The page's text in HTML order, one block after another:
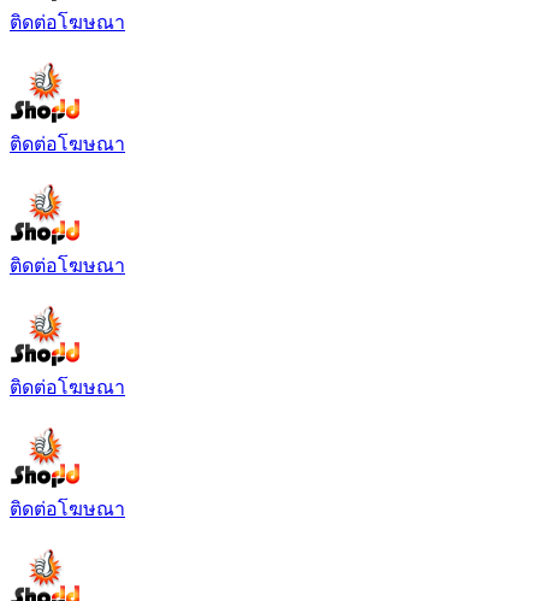
ติดต่อโฆษณา
ติดต่อโฆษณา
ติดต่อโฆษณา
ติดต่อโฆษณา
ติดต่อโฆษณา